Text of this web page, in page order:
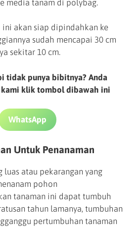
media tanam di polybag.
akan siap dipindahkan ke
sudah mencapai 30 cm
sekitar 10 cm.
tidak punya bibitnya? Anda
kami klik tombol dibawah ini
WhatsApp
Untuk Penanaman
atau pekarangan yang
pohon
tanaman ini dapat tumbuh
tahun lamanya, tumbuhan
pertumbuhan tanaman